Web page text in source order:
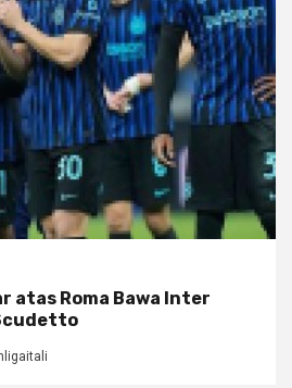
atas Roma Bawa Inter